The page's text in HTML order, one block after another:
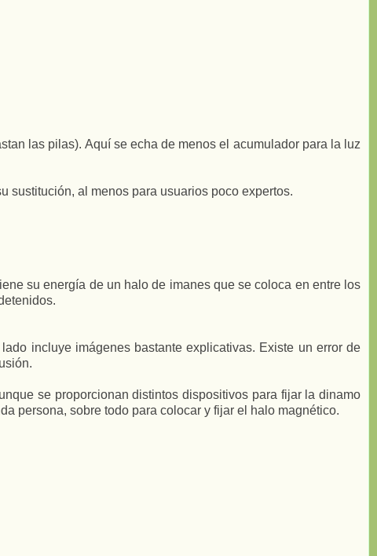
las pilas). Aquí se echa de menos el acumulador para la luz
sustitución, al menos para usuarios poco expertos.
su energía de un halo de imanes que se coloca en entre los
incluye imágenes bastante explicativas. Existe un error de
se proporcionan distintos dispositivos para fijar la dinamo
persona, sobre todo para colocar y fijar el halo magnético.